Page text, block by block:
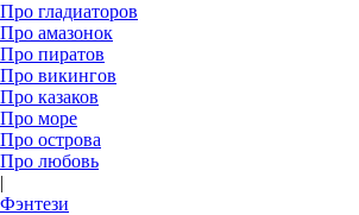
Про гладиаторов
Про амазонок
Про пиратов
Про викингов
Про казаков
Про море
Про острова
Про любовь
|
Фэнтези